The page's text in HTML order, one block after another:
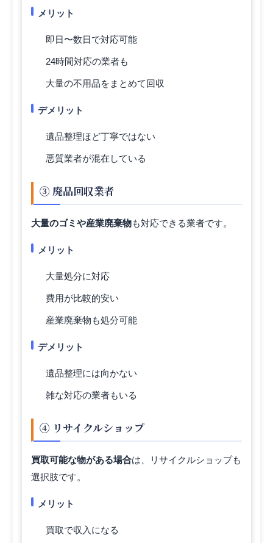
メリット
即日〜数日で対応可能
24時間対応の業者も
大量の不用品をまとめて回収
デメリット
遺品整理ほど丁寧ではない
悪質業者が混在している
③ 廃品回収業者
大量のゴミや産業廃棄物も対応できる業者です。
メリット
大量処分に対応
費用が比較的安い
産業廃棄物も処分可能
デメリット
遺品整理には向かない
雑な対応の業者もいる
④ リサイクルショップ
買取可能な物がある場合は、リサイクルショップも
選択肢です。
メリット
買取で収入になる